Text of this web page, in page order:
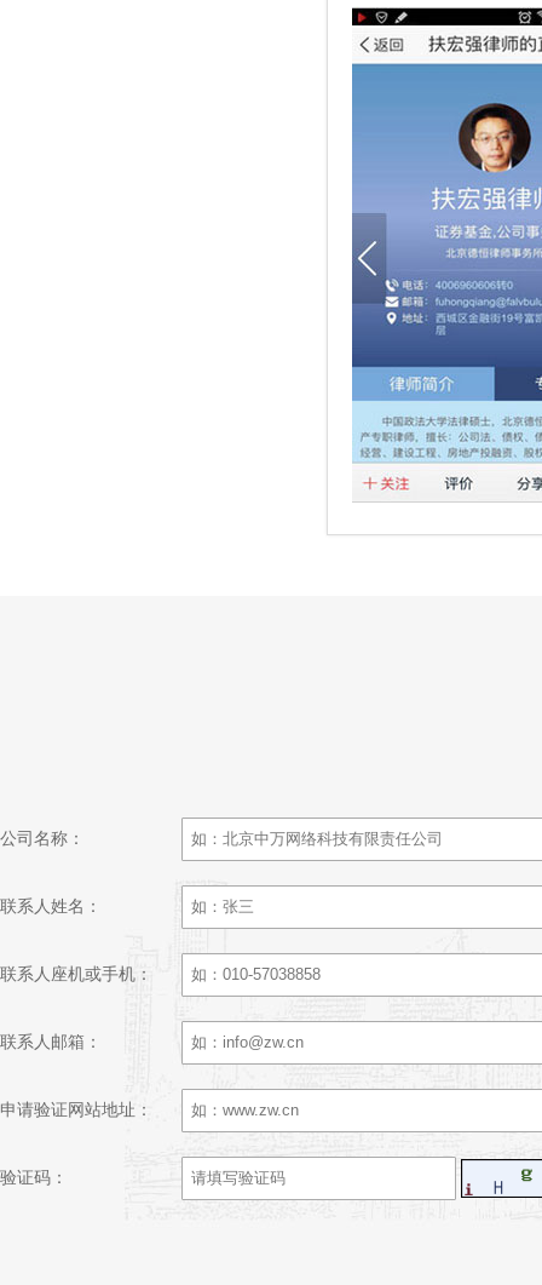
公司名称：
联系人姓名：
联系人座机或手机：
联系人邮箱：
申请验证网站地址：
验证码：